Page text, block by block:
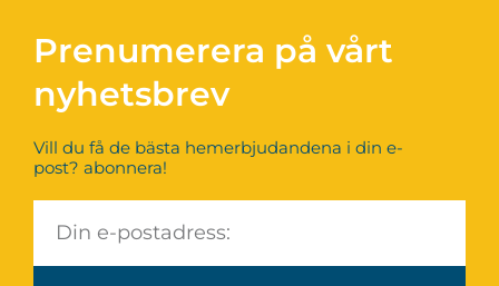
Prenumerera på vårt
nyhetsbrev
Vill du få de bästa hemerbjudandena i din e-
post? abonnera!